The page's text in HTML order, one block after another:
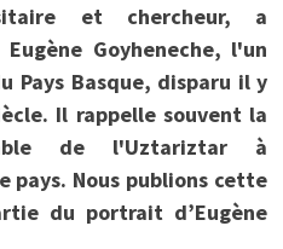
et chercheur, a
Goyheneche, l'un
Pays Basque, disparu il y
Il rappelle souvent la
de l'Uztariztar à
Nous publions cette
du portrait d’Eugène